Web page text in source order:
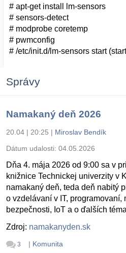
# apt-get install lm-sensors
# sensors-detect
# modprobe coretemp
# pwmconfig
# /etc/init.d/lm-sensors start
Správy
Namakaný deň 2026
20.04 | 20:25 | Miroslav Bendík
Dátum udalosti: 04.05.2026
Dňa 4. mája 2026 od 9:00 sa v
knižnice Technickej univerzity v
namakaný deň, teda deň nabitý
o vzdelávaní v IT, programovaní,
bezpečnosti, IoT a o ďalších
Zdroj: namakanyden.sk
3 | Komunita